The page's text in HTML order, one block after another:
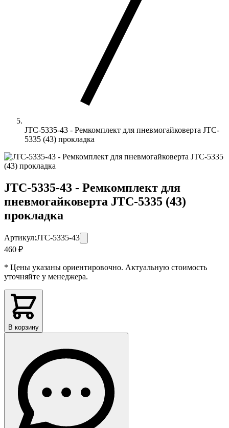
JTC-5335-43 - Ремкомплект для пневмогайковерта JTC-
5335 (43) прокладка
JTC-5335-43 - Ремкомплект для
пневмогайковерта JTC-5335 (43)
прокладка
Артикул:JTC-5335-43
460 ₽
* Цены указаны ориентировочно. Актуальную стоимость
уточняйте у менеджера.
В корзину